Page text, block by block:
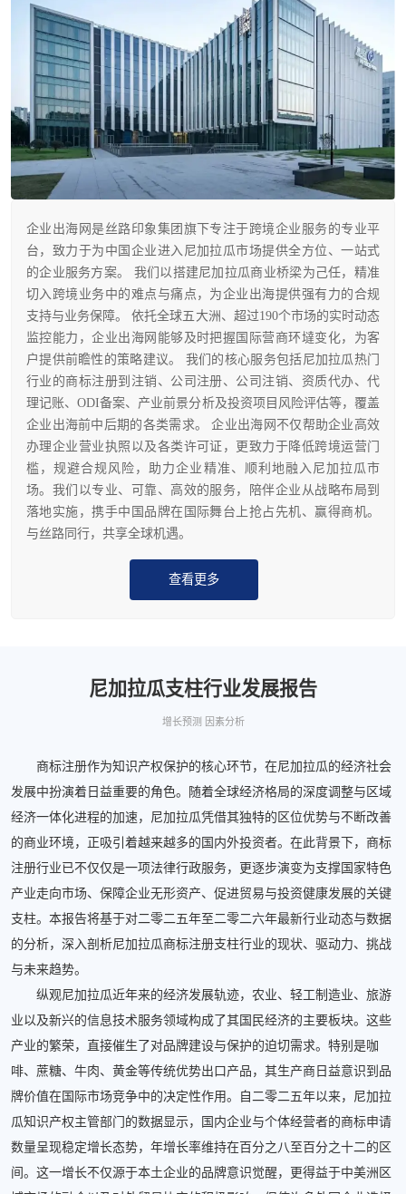
企业出海网是丝路印象集团旗下专注于跨境企业服务的专业平
台，致力于为中国企业进入尼加拉瓜市场提供全方位、一站式
的企业服务方案。 我们以搭建尼加拉瓜商业桥梁为己任，精准
切入跨境业务中的难点与痛点，为企业出海提供强有力的合规
支持与业务保障。 依托全球五大洲、超过190个市场的实时动态
监控能力，企业出海网能够及时把握国际营商环墶变化，为客
户提供前瞻性的策略建议。 我们的核心服务包括尼加拉瓜热门
行业的商标注册到注销、公司注册、公司注销、资质代办、代
理记账、ODI备案、产业前景分析及投资项目风险评估等，覆盖
企业出海前中后期的各类需求。 企业出海网不仅帮助企业高效
办理企业营业执照以及各类许可证，更致力于降低跨境运营门
槛，规避合规风险，助力企业精准、顺利地融入尼加拉瓜市
场。我们以专业、可靠、高效的服务，陪伴企业从战略布局到
落地实施，携手中国品牌在国际舞台上抢占先机、赢得商机。
与丝路同行，共享全球机遇。
查看更多
尼加拉瓜支柱行业发展报告
增长预测 因素分析
商标注册作为知识产权保护的核心环节，在尼加拉瓜的经济社会
发展中扮演着日益重要的角色。随着全球经济格局的深度调整与区域
经济一体化进程的加速，尼加拉瓜凭借其独特的区位优势与不断改善
的商业环境，正吸引着越来越多的国内外投资者。在此背景下，商标
注册行业已不仅仅是一项法律行政服务，更逐步演变为支撑国家特色
产业走向市场、保障企业无形资产、促进贸易与投资健康发展的关键
支柱。本报告将基于对二零二五年至二零二六年最新行业动态与数据
的分析，深入剖析尼加拉瓜商标注册支柱行业的现状、驱动力、挑战
与未来趋势。
纵观尼加拉瓜近年来的经济发展轨迹，农业、轻工制造业、旅游
业以及新兴的信息技术服务领域构成了其国民经济的主要板块。这些
产业的繁荣，直接催生了对品牌建设与保护的迫切需求。特别是咖
啡、蔗糖、牛肉、黄金等传统优势出口产品，其生产商日益意识到品
牌价值在国际市场竞争中的决定性作用。自二零二五年以来，尼加拉
瓜知识产权主管部门的数据显示，国内企业与个体经营者的商标申请
数量呈现稳定增长态势，年增长率维持在百分之八至百分之十二的区
间。这一增长不仅源于本土企业的品牌意识觉醒，更得益于中美洲区